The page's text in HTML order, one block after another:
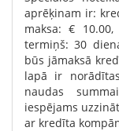
aprēķinam ir:
maksa: €
termiņš: 30
būs jāmaksā
lapā ir
naudas
iespējams
ar kredīta